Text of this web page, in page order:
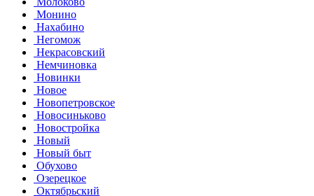
Монино
Нахабино
Негомож
Некрасовский
Немчиновка
Новинки
Новое
Новопетровское
Новосиньково
Новостройка
Новый
Новый быт
Обухово
Озерецкое
Октябрьский